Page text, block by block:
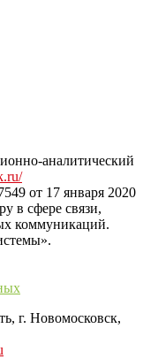
области на сайте
аналитический
от 17 января 2020
в сфере связи,
коммуникаций.
г. Новомосковск,